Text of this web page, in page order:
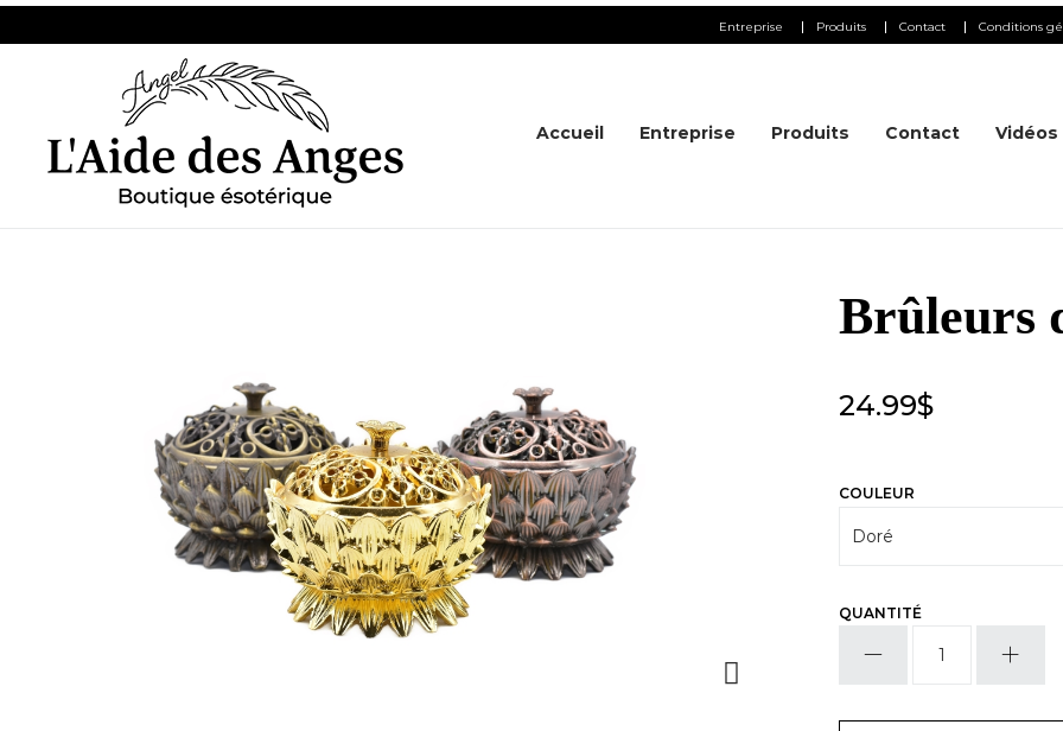
Entreprise Produits Contact Conditions
Accueil Entreprise Produits Contact Vidéos
Brûleurs
24.99$
COULEUR
QUANTITÉ
d'encens